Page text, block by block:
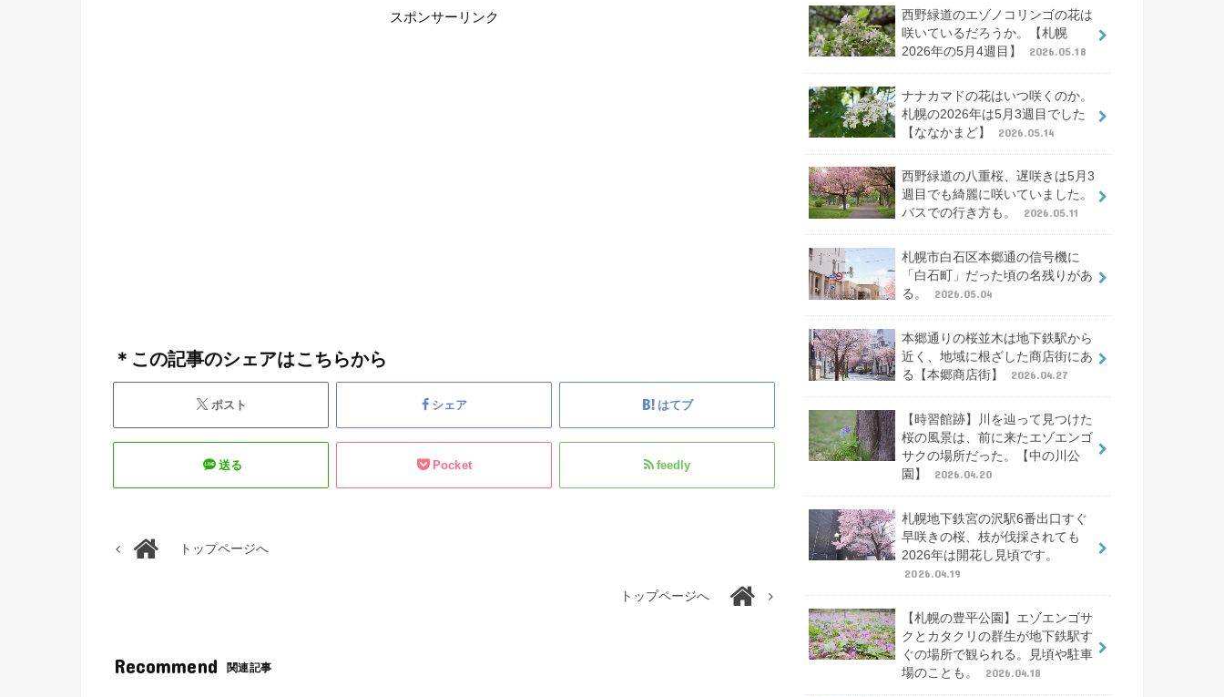
スポンサーリンク
＊この記事のシェアはこちらから
ポスト シェア はてブ
送る Pocket feedly
トップページへ
トップページへ
Recommend 関連記事
西野緑道のエゾノコリンゴの花は
咲いているだろうか。【札幌
2026年の5月4週目】
2026.05.18
ナナカマドの花はいつ咲くのか。
札幌の2026年は5月3週目でした
【ななかまど】
2026.05.14
西野緑道の八重桜、遅咲きは5月3
週目でも綺麗に咲いていました。
バスでの行き方も。
2026.05.11
札幌市白石区本郷通の信号機に
「白石町」だった頃の名残りがあ
る。
2026.05.04
本郷通りの桜並木は地下鉄駅から
近く、地域に根ざした商店街にあ
る【本郷商店街】
2026.04.27
【時習館跡】川を辿って見つけた
桜の風景は、前に来たエゾエンゴ
サクの場所だった。【中の川公
園】
2026.04.20
札幌地下鉄宮の沢駅6番出口すぐ
早咲きの桜、枝が伐採されても
2026年は開花し見頃です。
2026.04.19
【札幌の豊平公園】エゾエンゴサ
クとカタクリの群生が地下鉄駅す
ぐの場所で観られる。見頃や駐車
場のことも。
2026.04.18